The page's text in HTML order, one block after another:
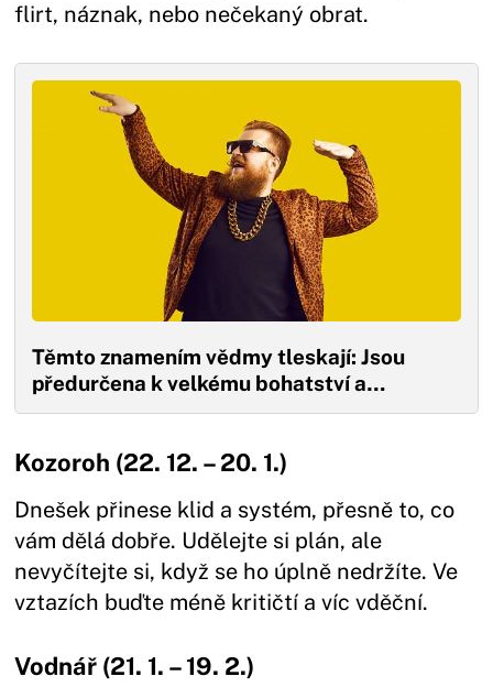
flirt, náznak, nebo nečekaný obrat.
Těmto znamením vědmy tleskají: Jsou
předurčena k velkému bohatství a…
Kozoroh (22. 12. – 20. 1.)
Dnešek přinese klid a systém, přesně to, co
vám dělá dobře. Udělejte si plán, ale
nevyčítejte si, když se ho úplně nedržíte. Ve
vztazích buďte méně kritičtí a víc vděční.
Vodnář (21. 1. – 19. 2.)